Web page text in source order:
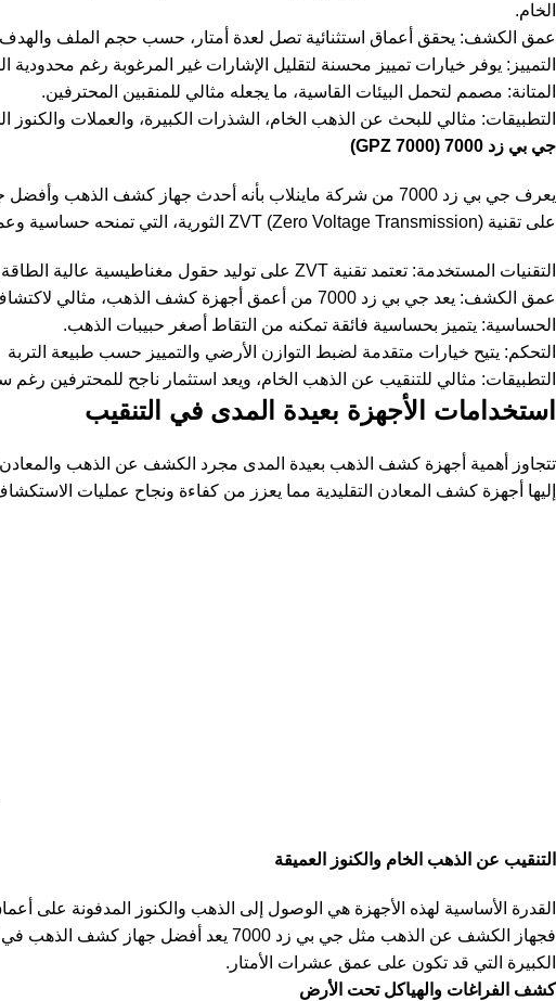
الخام.
عمق الكشف: يحقق أعماق استثنائية تصل لعدة أمتار، حسب حجم الملف
التمييز: يوفر خيارات تمييز محسنة لتقليل الإشارات غير المرغوبة رغم محدودية
المتانة: مصمم لتحمل البيئات القاسية، ما يجعله مثالي للمنقبين المحترفين.
التطبيقات: مثالي للبحث عن الذهب الخام، الشذرات الكبيرة، والعملات والكنوز
جي بي زد 7000 (GPZ 7000)
يعرف جي بي زد 7000 من شركة ماينلاب بأنه أحدث جهاز كشف
على تقنية ZVT (Zero Voltage Transmission) الثورية، التي تمنحه حساسية وعمق لا مثيل لهما.
التقنيات المستخدمة: تعتمد تقنية ZVT على توليد حقول مغناطيسية عالية الطاقة وثابتة، ما يسمح بالكشف العميق والدقيق عن شذرات الذهب الصغيرة والكبيرة، متفوقة على أجهزة الحث النبضي.
عمق الكشف: يعد جي بي زد 7000 من أعمق أجهزة كشف الذهب، مثالي لاكتشاف الذهب الطبيعي في الحقول الغنية.
الحساسية: يتميز بحساسية فائقة تمكنه من التقاط أصغر حبيبات الذهب.
التحكم: يتيح خيارات متقدمة لضبط التوازن الأرضي والتمييز حسب طبيعة التربة
التطبيقات: مثالي للتنقيب عن الذهب الخام، ويعد استثمار ناجح للمحترفين رغم
استخدامات الأجهزة بعيدة المدى في التنقيب
تتجاوز أهمية أجهزة كشف الذهب بعيدة المدى مجرد الكشف عن الذهب والمعادن
إليها أجهزة كشف المعادن التقليدية مما يعزز من كفاءة ونجاح عمليات
التنقيب عن الذهب الخام والكنوز العميقة
القدرة الأساسية لهذه الأجهزة هي الوصول إلى الذهب والكنوز المدفونة على
فجهاز الكشف عن الذهب مثل جي بي زد
الكبيرة التي قد تكون على عمق عشرات الأمتار.
كشف الفراغات والهياكل تحت الأرض